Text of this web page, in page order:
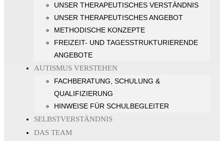
UNSER THERAPEUTISCHES VERSTÄNDNIS
UNSER THERAPEUTISCHES ANGEBOT
METHODISCHE KONZEPTE
FREIZEIT- UND TAGESSTRUKTURIERENDE
ANGEBOTE
AUTISMUS VERSTEHEN
FACHBERATUNG, SCHULUNG &
QUALIFIZIERUNG
HINWEISE FÜR SCHULBEGLEITER
SELBSTVERSTÄNDNIS
DAS TEAM